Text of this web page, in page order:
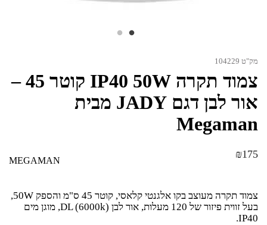
מק"ט 104229
צמוד תקרה IP40 50W קוטר 45 –
אור לבן דגם JADY מבית
Megaman
₪175
MEGAMAN
צמוד תקרה מעוצב בקו אלגנטי קלאסי, קוטר 45 ס"מ והספק 50W,
בעל זווית פיזור של 120 מעלות, אור לבן (DL (6000k, מוגן מים
IP40.